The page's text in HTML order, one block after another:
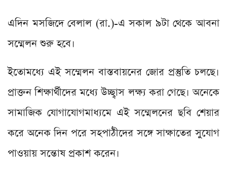
এদিন মসজিদে বেলাল (রা.)-এ সকাল ৯টা থেকে আবনা
সম্মেলন শুরু হবে।
ইতোমধ্যে এই সম্মেলন বাস্তবায়নের জোর প্রস্তুতি চলছে।
প্রাক্তন শিক্ষার্থীদের মধ্যে উচ্ছ্বাস লক্ষ্য করা গেছে। অনেকে
সামাজিক যোগাযোগমাধ্যমে এই সম্মেলনের ছবি শেয়ার
করে অনেক দিন পরে সহপাঠীদের সঙ্গে সাক্ষাতের সুযোগ
পাওয়ায় সন্তোষ প্রকাশ করেন।